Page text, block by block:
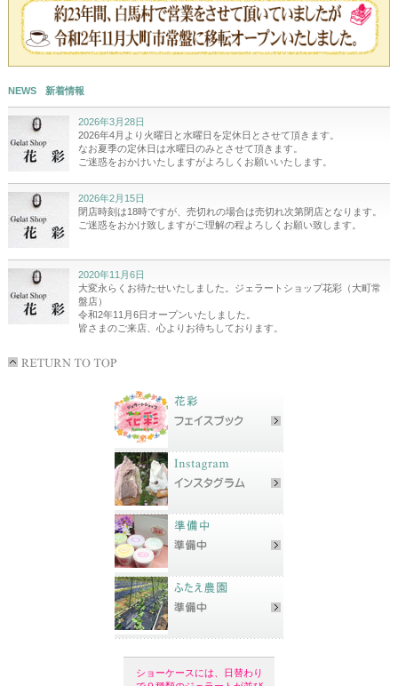
NEWS 新着情報
2026年3月28日
2026年4月より火曜日と水曜日を定休日とさせて頂きます。
なお夏季の定休日は水曜日のみとさせて頂きます。
ご迷惑をおかけいたしますがよろしくお願いいたします。
2026年2月15日
閉店時刻は18時ですが、売切れの場合は売切れ次第閉店となります。
ご迷惑をおかけ致しますがご理解の程よろしくお願い致します。
2020年11月6日
大変永らくお待たせいたしました。ジェラートショップ花彩（大町常
盤店）
令和2年11月6日オープンいたしました。
皆さまのご来店、心よりお待ちしております。
ショーケースには、日替わり